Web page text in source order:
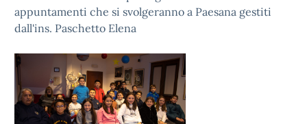
appuntamenti che si svolgeranno a Paesana gestiti
dall'ins. Paschetto Elena